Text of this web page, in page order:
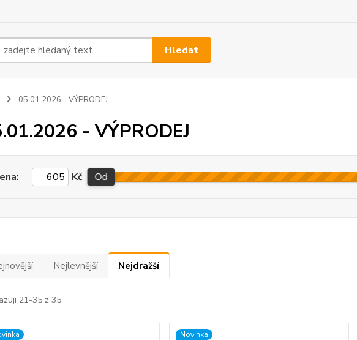
Hledat
05.01.2026 - VÝPRODEJ
- VÝPRODEJ
Kč Od
Nejlevnější Nejdražší
21-35 z 35
Novinka